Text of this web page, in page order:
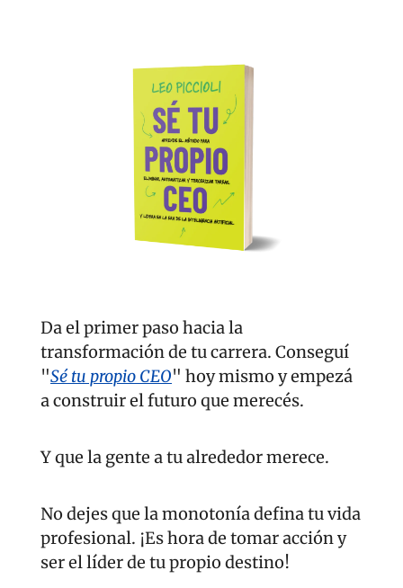
Da el primer paso hacia la
transformación de tu carrera. Conseguí
"Sé tu propio CEO" hoy mismo y empezá
a construir el futuro que merecés.
Y que la gente a tu alrededor merece.
No dejes que la monotonía defina tu vida
profesional. ¡Es hora de tomar acción y
ser el líder de tu propio destino!